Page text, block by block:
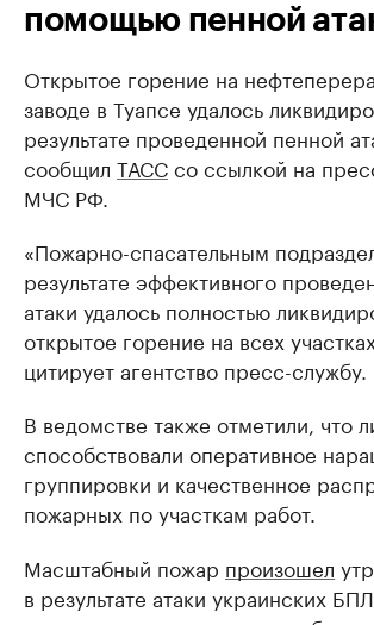
помощью пенной
Открытое горение на
заводе в Туапсе удалось
результате проведенной пенной
сообщил ТАССсо ссылкой на
МЧС РФ.
«Пожарно-спасательным
результате эффективного
атаки удалось полностью
открытое горение на всех
цитирует агентство пресс-службу.
В ведомстве также отметили, что
способствовали оперативное
группировки и качественное
пожарных по участкам работ.
Масштабный пожар произошел
в результате атаки украинских